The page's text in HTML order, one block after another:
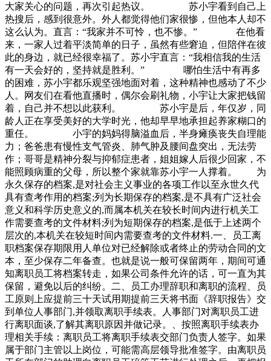
大家关心的问题，再次引起热议。 苏小宇看到自己上
热搜后，感到很意外。外人都觉得他们家很惨，但他本人却不
这么认为。直言：“我家并不可怜，也不惨。” 在他看
来，一家人过着平淡简单的日子，虽然有些窘迫，但陪伴在彼
此的身边，就已经很幸福了。苏小宇直言：“我相信我的生活
有一天会好的，坚持就是胜利。” 哪怕生活中有再多
的困难，苏小宇都乐观坚强地面对着，这种精神也感动了不少
人。网友们在看他直播时，偶尔会刷礼物，小宇让大家把钱留
着，自己并不想以此获利。 苏小宇是后，年仅岁，同
龄人正在享受美好的大学时光，他却早早地承担起养家糊口的
重任。 小宇的妈妈得脑溢血后，半身瘫痪丧失自理能
力；爸爸患有慢性支气管炎、肺气肿及腰间盘突出，无法劳
作；哥哥是精神分裂与抑郁症患者，姐姐嫁人后很少回家，不
能照顾病重的父母，所以整个家就靠苏小宇一人撑着。 为
永久保存的档案,是对社会主义事业的各项工作以至永世久代
具有查考作用的档案;列为长期保存的档案,是不具有广泛社会
意义和科学历史意义的,而属本机关在较长时间内进行机关工
作需要查考的文件材料;列为短期保存的档案,是低于上述两个
层次的,本机关在较短时间内需要查考的文件材料.一、员工离
职档案保存期限用人单位对已经解除或者终止的劳动合同的文
本，至少保存二年备查。也就是说一般可保留两年，期间可通
知离职员工将档案转走，如果公司条件允许的话，可一直为其
保留，避免以后的纠纷。二、员工办理辞职和离职的流程、员
工原则上应提前三十天试用期提前三天将书面《辞职报告》交
到单位人事部门,并领取离职手续表。人事部门对离职员工进
行离职面谈,了解其离职原因并做记录。、按照离职手续表办
理相关手续：离职员工将离职手续表交部门负责人签字。如果
属于部门主管以上岗位，可能需高层领导批准签字。由离职员